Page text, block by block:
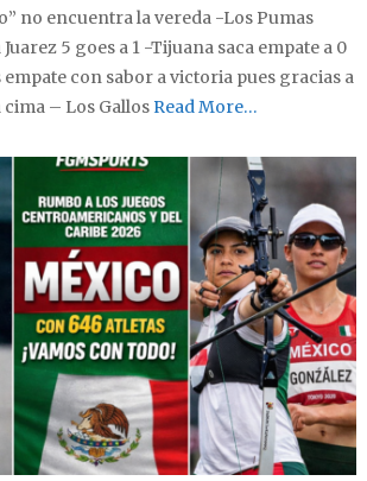
no encuentra la vereda -Los Pumas
5 goes a 1 -Tijuana saca empate a 0
con sabor a victoria pues gracias a
cima – Los GallosRead More…